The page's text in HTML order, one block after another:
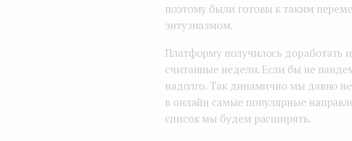
поэтому были готовы к таким
энтузиазмом.
Платформу получилось доработать
считанные недели. Если бы не
надолго. Так динамично мы давно
в онлайн самые популярные
список мы будем расширять.